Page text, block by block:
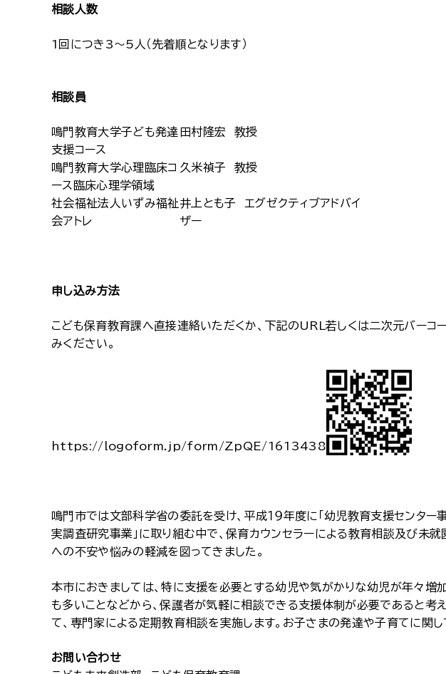
相談人数
1回につき3～5人（先着順となります）
相談員
鳴門教育大学子ども発達
支援コース
田村隆宏 教授
鳴門教育大学心理臨床コ
ース臨床心理学領域
久米禎子 教授
社会福祉法人いずみ福祉
会アトレ
井上とも子 エグゼクティブアドバイ
ザー
申し込み方法
こども保育教育課へ直接連絡いただくか、下記のURL若しくは二次元バーコ
みください。
https://logoform.jp/form/ZpQE/1613438
鳴門市では文部科学省の委託を受け、平成１９年度に「幼児教育支援センター事
実調査研究事業」に取り組む中で、保育カウンセラーによる教育相談及び未
への不安や悩みの軽減を図ってきました。
本市におきましては、特に支援を必要とする幼児や気がかりな幼児が年々増
も多いことなどから、保護者が気軽に相談できる支援体制が必要であると考え
て、専門家による定期教育相談を実施します。お子さまの発達や子育てに関
お問い合わせ